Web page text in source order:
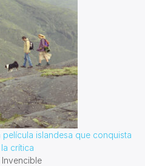
película islandesa que conquista
la crítica